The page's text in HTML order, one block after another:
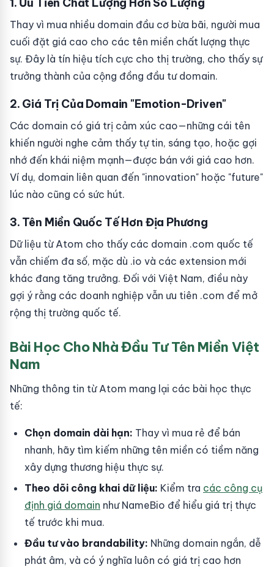
Thay vì mua nhiều domain đầu cơ bừa bãi, người mua
cuối đặt giá cao cho các tên miền chất lượng thực
sự. Đây là tín hiệu tích cực cho thị trường, cho thấy sự
trưởng thành của cộng đồng đầu tư domain.
2. Giá Trị Của Domain "Emotion-Driven"
Các domain có giá trị cảm xúc cao—những cái tên
khiến người nghe cảm thấy tự tin, sáng tạo, hoặc gợi
nhớ đến khái niệm mạnh—được bán với giá cao hơn.
Ví dụ, domain liên quan đến "innovation" hoặc "future"
lúc nào cũng có sức hút.
3. Tên Miền Quốc Tế Hơn Địa Phương
Dữ liệu từ Atom cho thấy các domain .com quốc tế
vẫn chiếm đa số, mặc dù .io và các extension mới
khác đang tăng trưởng. Đối với Việt Nam, điều này
gợi ý rằng các doanh nghiệp vẫn ưu tiên .com để mở
rộng thị trường quốc tế.
Bài Học Cho Nhà Đầu Tư Tên Miền Việt
Nam
Những thông tin từ Atom mang lại các bài học thực
tế:
Chọn domain dài hạn: Thay vì mua rẻ để bán
nhanh, hãy tìm kiếm những tên miền có tiềm năng
xây dựng thương hiệu thực sự.
Theo dõi công khai dữ liệu: Kiểm tra các công cụ
định giá domain như NameBio để hiểu giá trị thực
tế trước khi mua.
Đầu tư vào brandability: Những domain ngắn, dễ
phát âm, và có ý nghĩa luôn có giá trị cao hơn